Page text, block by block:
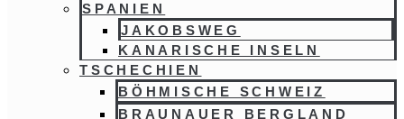
SPANIEN
JAKOBSWEG
KANARISCHE INSELN
TSCHECHIEN
BÖHMISCHE SCHWEIZ
BRAUNAUER BERGLAND